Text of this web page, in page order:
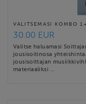
VALITSEMASI KOMBO
30.00 EUR
Valitse haluamasi
jousisoitinosa
jousisoittajan
materiaaliksi …